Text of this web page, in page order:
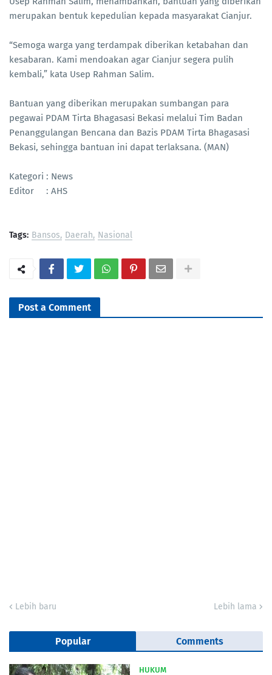
merupakan bentuk kepedulian kepada masyarakat Cianjur.
“Semoga warga yang terdampak diberikan ketabahan dan
kesabaran. Kami mendoakan agar Cianjur segera pulih
kembali,” kata Usep Rahman Salim.
Bantuan yang diberikan merupakan sumbangan para
pegawai PDAM Tirta Bhagasasi Bekasi melalui Tim Badan
Penanggulangan Bencana dan Bazis PDAM Tirta Bhagasasi
Bekasi, sehingga bantuan ini dapat terlaksana. (MAN)
Kategori : News
Editor : AHS
Tags: Bansos Daerah Nasional
Post a Comment
Lebih baru Lebih lama
Popular Comments
HUKUM